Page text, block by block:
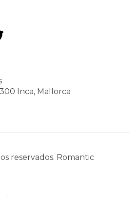
Inca, Mallorca
reservados. Romantic